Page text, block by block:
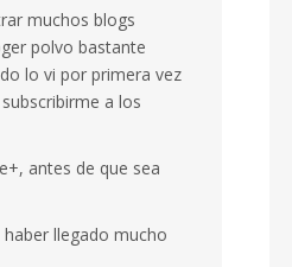
muchos blogs
polvo bastante
lo vi por primera vez
a los
antes de que sea
llegado mucho